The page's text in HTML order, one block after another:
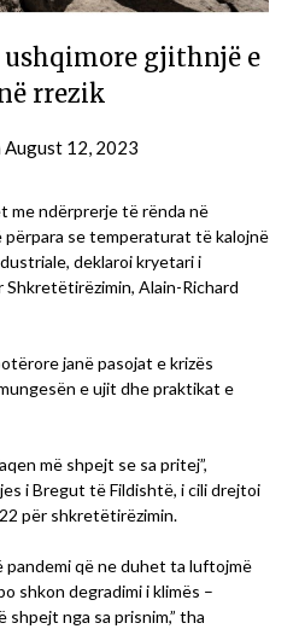
ushqimore gjithnjë e
rrezik
August 12, 2023
me ndërprerje të rënda në
se temperaturat të kalojnë
deklaroi kryetari i
Alain-Richard
janë pasojat e krizës
e ujit dhe praktikat e
më shpejt se sa pritej”,
i Bregut të Fildishtë, i cili drejtoi
për shkretëtirëzimin.
pandemi që ne duhet ta luftojmë
shkon degradimi i klimës –
shpejt nga sa prisnim,” tha